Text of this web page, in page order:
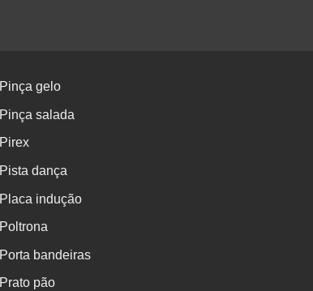
Pinça gelo
Pinça salada
Pirex
Pista dança
Placa indução
Poltrona
Porta bandeiras
Prato pão